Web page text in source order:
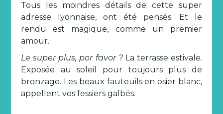
Tous les moindres détails de cette super
adresse lyonnaise, ont été pensés. Et le
rendu est magique, comme un premier
amour.
Le super plus, por favor ?La terrasse estivale.
Exposée au soleil pour toujours plus de
bronzage. Les beaux fauteuils en osier blanc,
appellent vos fessiers galbés.